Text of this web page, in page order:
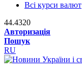
Всі курси валют
44.4320
Авторизація
Пошук
RU